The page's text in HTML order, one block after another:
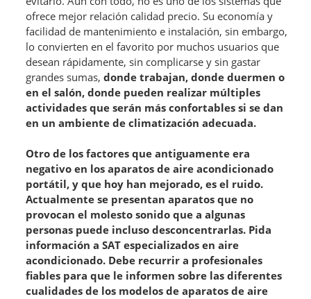
ofrece mejor relación calidad precio. Su economía y
facilidad de mantenimiento e instalación, sin embargo,
lo convierten en el favorito por muchos usuarios que
desean rápidamente, sin complicarse y sin gastar
grandes sumas,donde trabajan, donde duermen o
en el salón, donde pueden realizar múltiples
actividades que serán más confortables si se dan
en un ambiente de climatización adecuada.
Otro de los factores que antiguamente era
negativo en los aparatos de aire acondicionado
portátil, y que hoy han mejorado, es el ruido.
Actualmente se presentan aparatos que no
provocan el molesto sonido que a algunas
personas puede incluso desconcentrarlas. Pida
información a SAT especializados en aire
acondicionado. Debe recurrir a profesionales
fiables para que le informen sobre las diferentes
cualidades de los modelos de aparatos de aire